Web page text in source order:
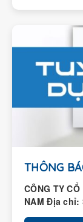
CÔNG TY
NAM Địa
Xem chi